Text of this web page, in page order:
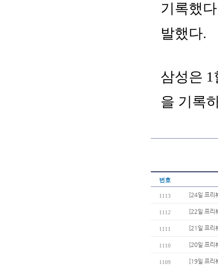
기록했
발했다.
삼성은
을 기록
번호
1113 [24일 프리
1112 [22일 프리
1111 [21일 프리
1110 [20일 프리
1109 [19일 프리